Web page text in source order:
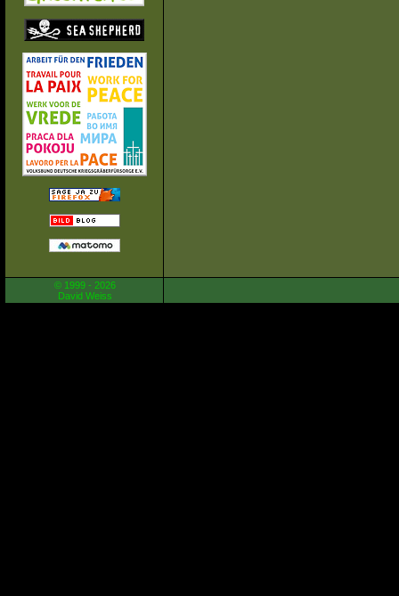
© 1999 - 2026
David Weiss